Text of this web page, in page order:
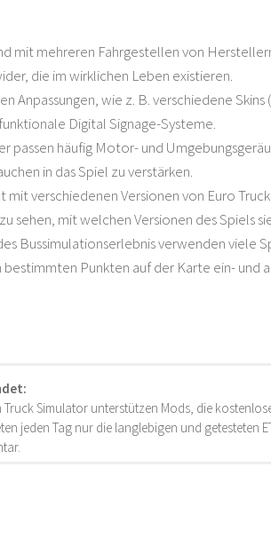
mit mehreren Fahrgestellen von
die im wirklichen Leben existieren.
Anpassungen, wie z. B. verschiedene
Digital Signage-Systeme.
passen häufig Motor- und
in das Spiel zu verstärken.
verschiedenen Versionen von Euro
sehen, mit welchen Versionen des Spiels
Bussimulationserlebnis verwenden viele
Punkten auf der Karte ein- und
Simulator unterstützen Mods, die
jeden Tag nur die langlebigen und getesteten